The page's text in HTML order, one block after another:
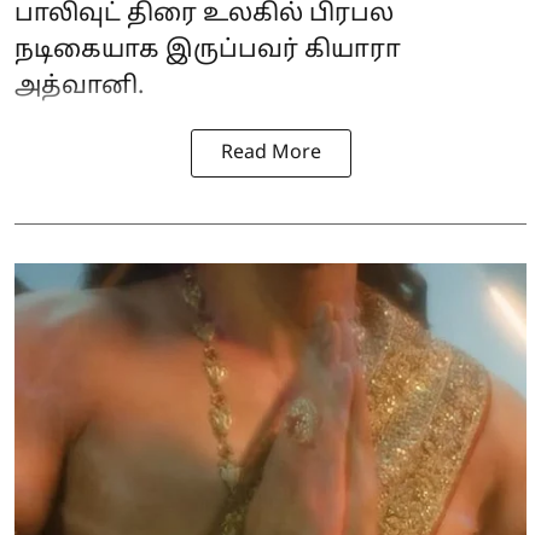
பாலிவுட் திரை உலகில் பிரபல
நடிகையாக இருப்பவர் கியாரா
அத்வானி.
Read More